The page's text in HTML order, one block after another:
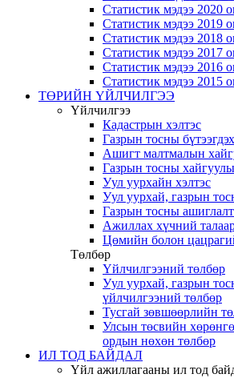
Статистик мэдээ 2020
Статистик мэдээ 2019
Статистик мэдээ 2018
Статистик мэдээ 2017
Статистик мэдээ 2016
Статистик мэдээ 2015
ТӨРИЙН ҮЙЛЧИЛГЭЭ
Үйлчилгээ
Кадастрын хэлтэс
Газрын тосны
Ашигт малтмалын
Газрын тосны
Уул уурхайн хэлтэс
Уул уурхай, газрын
Газрын тосны
Ажиллах хүчний
Цөмийн болон
Төлбөр
Үйлчилгээний төлбөр
Уул уурхай, газрын
үйлчилгээний төлбөр
Тусгай зөвшөөрлийн
Улсын төсвийн
ордын нөхөн төлбөр
ИЛ ТОД БАЙДАЛ
Үйл ажиллагааны ил тод